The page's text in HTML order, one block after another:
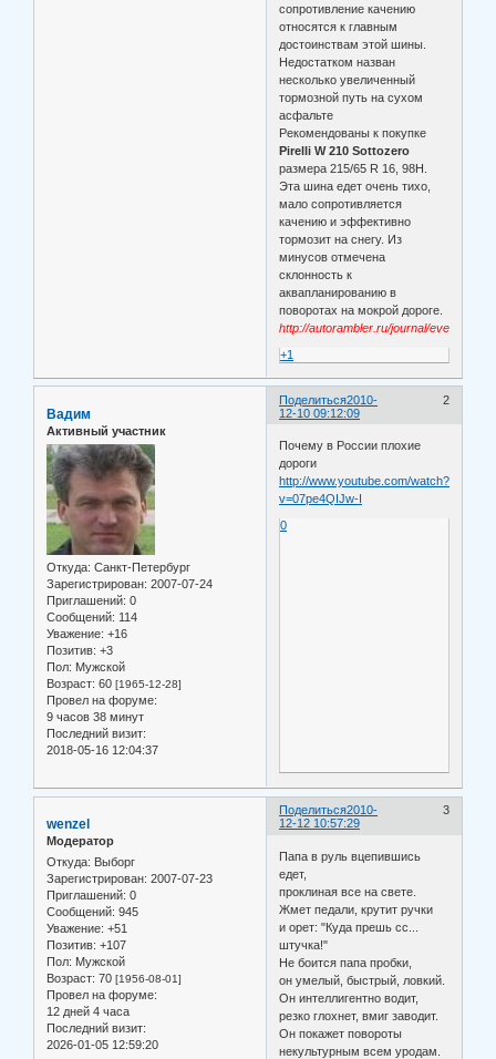
сопротивление качению
относятся к главным
достоинствам этой шины.
Недостатком назван
несколько увеличенный
тормозной путь на сухом
асфальте
Рекомендованы к покупке
Pirelli W 210 Sottozero
размера 215/65 R 16, 98H.
Эта шина едет очень тихо,
мало сопротивляется
качению и эффективно
тормозит на снегу. Из
минусов отмечена
склонность к
аквапланированию в
поворотах на мокрой дороге.
http://autorambler.ru/journal/events/
+1
Поделиться 2
2010-
12-10 09:12:09
Вадим
Активный участник
Откуда: Санкт-Петербург
Зарегистрирован: 2007-07-24
Приглашений: 0
Сообщений: 114
Уважение: +16
Позитив: +3
Пол: Мужской
Возраст: 60 [1965-12-28]
Провел на форуме:
9 часов 38 минут
Последний визит:
2018-05-16 12:04:37
Почему в России плохие
дороги
http://www.youtube.com/watch?
v=07pe4QIJw-I
0
Поделиться 3
2010-
12-12 10:57:29
wenzel
Модератор
Откуда: Выборг
Зарегистрирован: 2007-07-23
Приглашений: 0
Сообщений: 945
Уважение: +51
Позитив: +107
Пол: Мужской
Возраст: 70 [1956-08-01]
Провел на форуме:
12 дней 4 часа
Последний визит:
2026-01-05 12:59:20
Папа в руль вцепившись
едет,
проклиная все на свете.
Жмет педали, крутит ручки
и орет: "Куда прешь сс...
штучка!"
Не боится папа пробки,
он умелый, быстрый, ловкий.
Он интеллигентно водит,
резко глохнет, вмиг заводит.
Он покажет повороты
некультурным всем уродам.